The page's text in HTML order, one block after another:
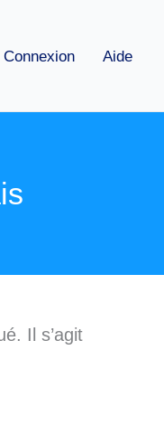
Connexion Aide
Il s’agit